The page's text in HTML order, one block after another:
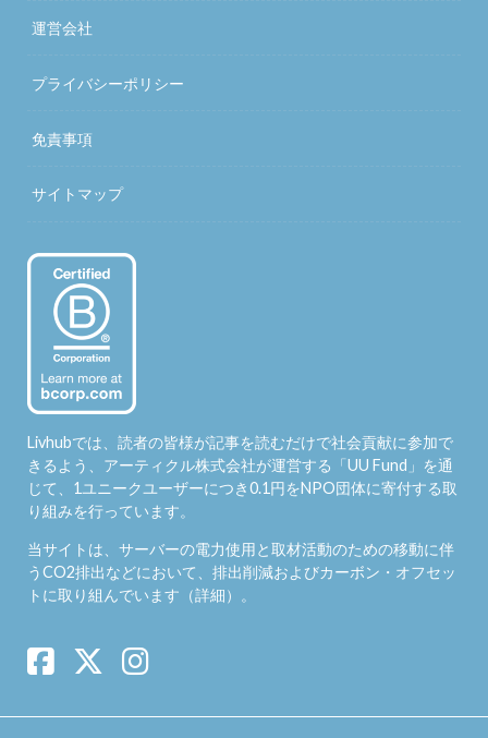
運営会社
プライバシーポリシー
免責事項
サイトマップ
Livhubでは、読者の皆様が記事を読むだけで社会貢献に参加で
きるよう、アーティクル株式会社が運営する「UU Fund 」を通
じて、1ユニークユーザーにつき0.1円をNPO団体に寄付する取
り組みを行っています。
当サイトは、サーバーの電力使用と取材活動のための移動に伴
うCO2排出などにおいて、排出削減およびカーボン・オフセッ
トに取り組んでいます（詳細）。